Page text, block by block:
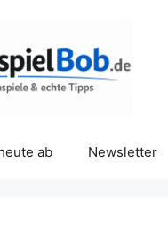
ab Newsletter